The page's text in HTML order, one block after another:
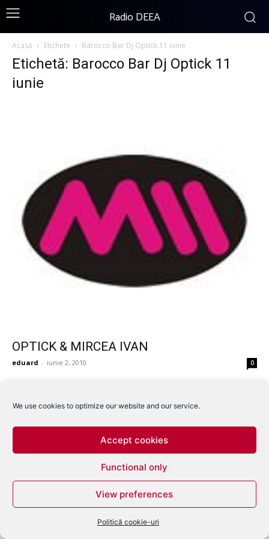
We use cookies to optimize our website and our service.
Accept cookies
Functional only
View preferences
Politică cookie-uri
Radio DEEA
Acasă Etichete Barocco Bar Dj Optick 11 iunie
Etichetă: Barocco Bar Dj Optick 11
iunie
OPTICK & MIRCEA IVAN
eduard - iunie 2, 2010 0